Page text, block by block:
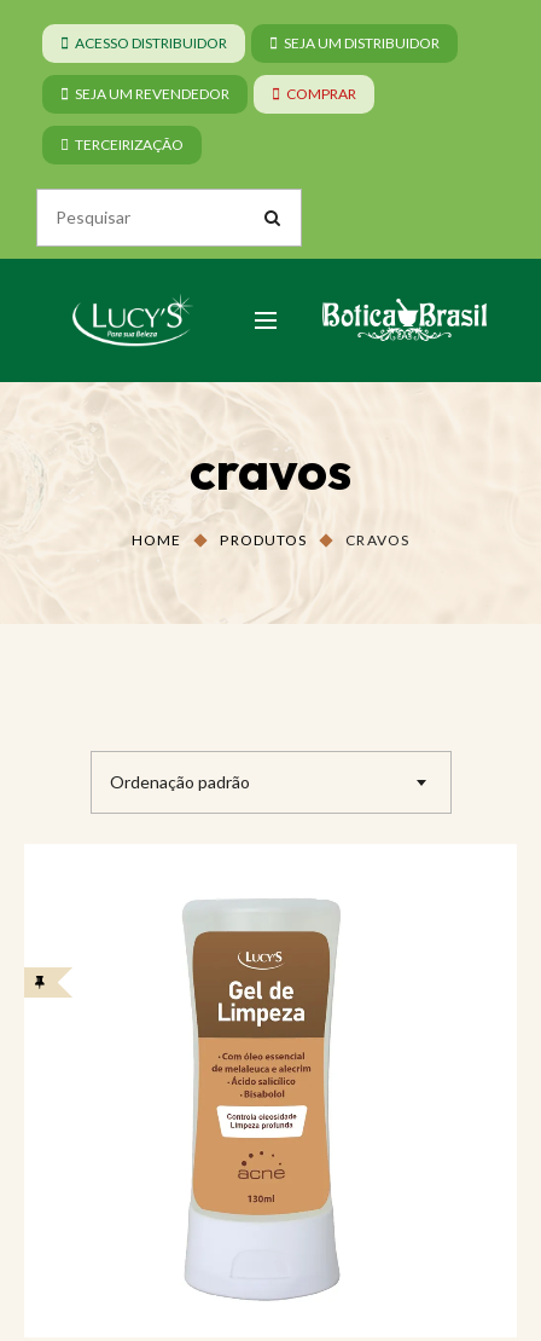
ACESSO DISTRIBUIDOR SEJA UM DISTRIBUIDOR
SEJA UM REVENDEDOR COMPRAR
TERCEIRIZAÇÃO
cravos
HOME PRODUTOS CRAVOS
Ordenação padrão